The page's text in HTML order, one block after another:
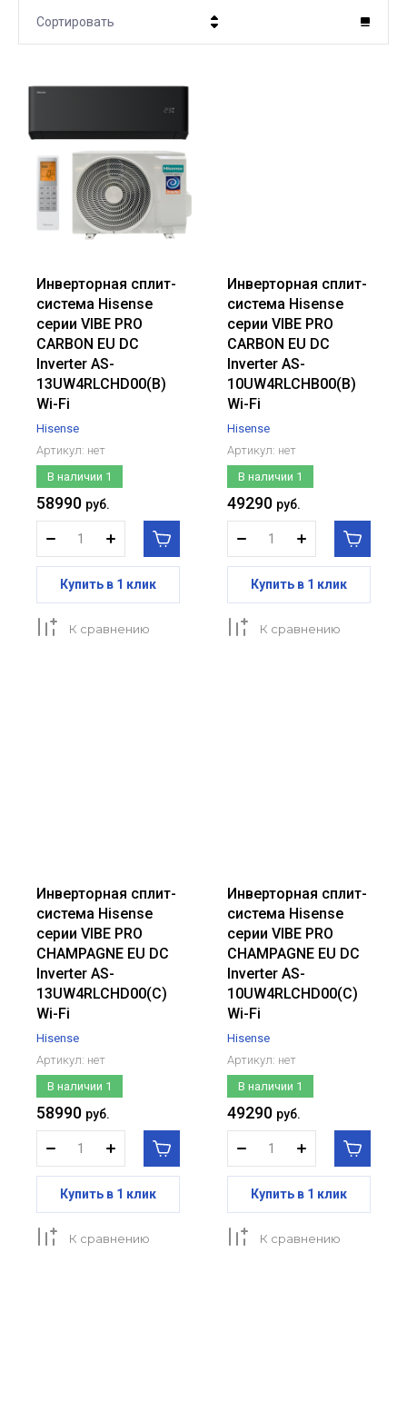
Сортировать
Цена - возрастание
Название - Я-А
Название - А-Я
Инверторная сплит-
система Hisense
серии VIBE PRO
CARBON EU DC
Inverter AS-
13UW4RLCHD00(B)
Wi-Fi
Hisense
Артикул: нет
В наличии 1
58990 руб.
Купить в 1 клик
К сравнению
Инверторная сплит-
система Hisense
серии VIBE PRO
CARBON EU DC
Inverter AS-
10UW4RLCHB00(B)
Wi-Fi
Hisense
Артикул: нет
В наличии 1
49290 руб.
Купить в 1 клик
К сравнению
Инверторная сплит-
система Hisense
серии VIBE PRO
CHAMPAGNE EU DC
Inverter AS-
13UW4RLCHD00(C)
Wi-Fi
Hisense
Артикул: нет
В наличии 1
58990 руб.
Купить в 1 клик
К сравнению
Инверторная сплит-
система Hisense
серии VIBE PRO
CHAMPAGNE EU DC
Inverter AS-
10UW4RLCHD00(C)
Wi-Fi
Hisense
Артикул: нет
В наличии 1
49290 руб.
Купить в 1 клик
К сравнению